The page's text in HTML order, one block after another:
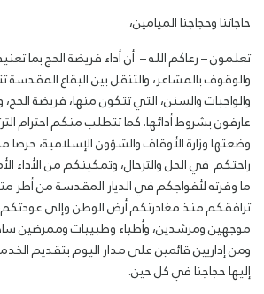
حاجاتنا وحجاجنا الميامين،
تعلمون – رعاكم الله – أن أداء فريضة الحج بما
والوقوف بالمشاعر، والتنقل بين البقاع المقدسة
والواجبات والسنن، التي تتكون منها، فريضة
عارفون بشروط أدائها. كما تتطلب منكم احترام
وضعتها وزارة الأوقاف والشؤون الإسلامية،
راحتكم في الحل والترحال، وتمكينكم من
ما وفرته لأفواجكم في الديار المقدسة من أطر
ترافقكم منذ مغادرتكم أرض الوطن وإلى
موجهين ومرشدين، وأطباء وطبيبات وممرضين
ومن إداريين قائمين على مدار اليوم بتقديم
إليها حجاجنا في كل حين.